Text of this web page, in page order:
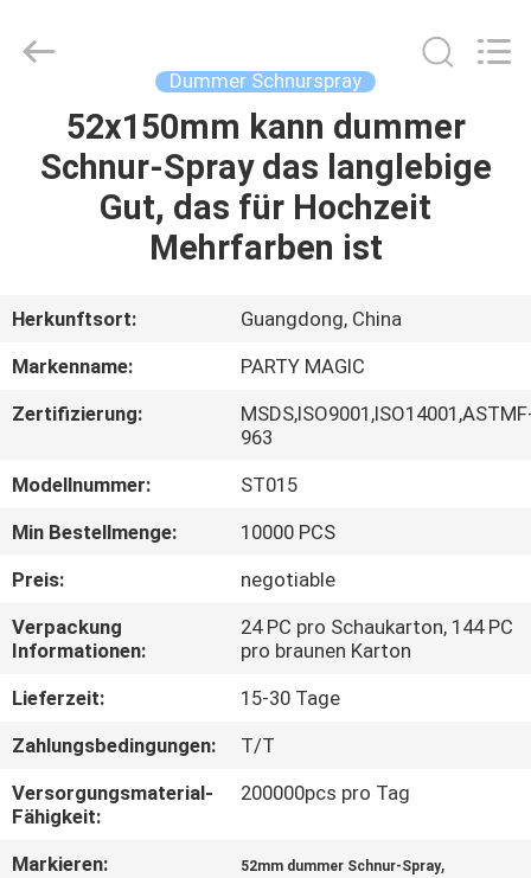
STARTSEITE
PRODUKTE
ÜBER
FABRIK
QUALITÄTSKONTROLLE
KONTAKT
NACHRICHTEN
ALLE
FÄLLE
Chemical
Co.,Limited.
Dummer Schnurspray
52x150mm kann dummer
Schnur-Spray das langlebige
Gut, das für Hochzeit
Mehrfarben ist
Herkunftsort:
Guangdong, China
Markenname:
PARTY MAGIC
Zertifizierung:
963
Modellnummer:
ST015
Min Bestellmenge:
10000 PCS
Preis:
negotiable
Verpackung
Informationen:
24 PC pro Schaukarton, 144 PC
pro braunen Karton
Lieferzeit:
15-30 Tage
Zahlungsbedingungen:
T/T
Versorgungsmaterial-
Fähigkeit:
200000pcs pro Tag
Markieren: 52mm dummer Schnur-Spray,